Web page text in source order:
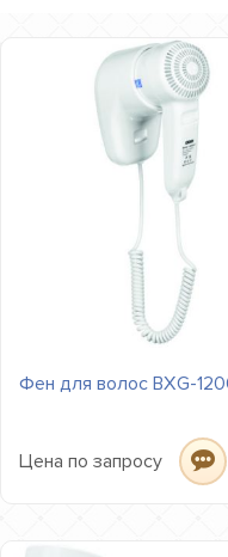
Фен для волос BXG-
Цена по запросу